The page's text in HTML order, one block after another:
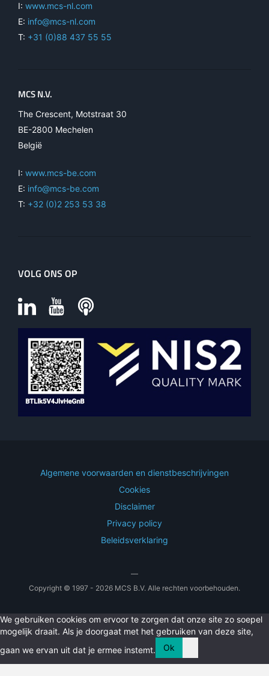
I: www.mcs-nl.com
E: info@mcs-nl.com
T: +31 (0)88 437 55 55
MCS N.V.
The Crescent, Motstraat 30
BE-2800 Mechelen
België
I: www.mcs-be.com
E: info@mcs-be.com
T: +32 (0)2 253 53 38
VOLG ONS OP
Algemene voorwaarden en dienstbeschrijvingen
Cookies
Disclaimer
Privacy policy
Beleidsverklaring
—
Copyright © 1997 - 2026 MCS B.V. Alle rechten voorbehouden.
We gebruiken cookies om ervoor te zorgen dat onze site zo soepel
mogelijk draait. Als je doorgaat met het gebruiken van deze site,
gaan we ervan uit dat je ermee instemt.
Ok